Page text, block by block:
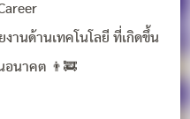
านด้านเทคโนโลยี ที่เกิดขึ้น
อนาคต 👨‍🚒